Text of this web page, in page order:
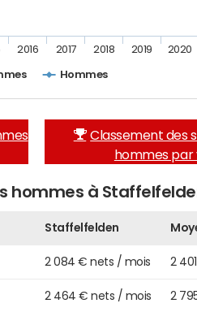
Hommes
2016 2017 2018 2019 2020
Classement des
hommes par
hommes à
Staffelfelden
2 084 € nets / mois 2
2 464 € nets / mois 2